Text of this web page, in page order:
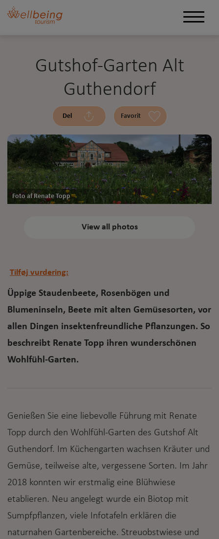
Gutshof-Garten Alt
Guthendorf
Del Favorit
Foto af Renate Topp
View all photos
Tilføj vurdering:
Üppige Staudenbeete, Rosenbögen und
Blumeninseln, Beete mit alten Gemüsesorten, vor
allen Dingen insektenfreundliche Pflanzungen. So
beschreibt Renate Topp ihren wunderschönen
Wohlfühl-Garten.
Genießen Sie eine liebevolle Führung mit Renate
Topp durch den Wohlfühl-Garten des Gutshof Alt
Guthendorf. Im Küchengarten wachsen Kräuter und
Gemüse, teilweise alte, vergessene Sorten. Im Jahr
2018 konnten wir erstmalig eine Blühwiese
etablieren. Neu angelegt wurde ein Biotop mit
Sumpfpflanzen, viele Infotafeln erklären die
naturnahen Gartenbereiche. Streuobstwiese und